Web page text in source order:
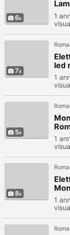
6 1
7
Roma
led
1
5
Roma
1
8
Roma
1
Roma